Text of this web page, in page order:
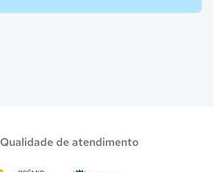
Qualidade de atendimento